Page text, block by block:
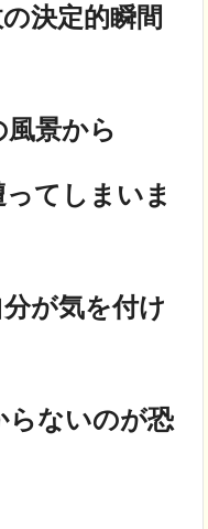
決定的瞬間
景から
てしまいま
が気を付け
らないのが恐